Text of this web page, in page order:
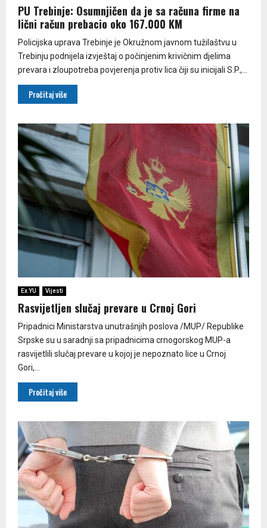
PU Trebinje: Osumnjičen da je sa računa firme na
lični račun prebacio oko 167.000 KM
Policijska uprava Trebinje je Okružnom javnom tužilaštvu u
Trebinju podnijela izvještaj o počinjenim krivičnim djelima
prevara i zloupotreba povjerenja protiv lica čiji su inicijali S.P.,...
Pročitaj više
Ex YU Vijesti
Rasvijetljen slučaj prevare u Crnoj Gori
Pripadnici Ministarstva unutrašnjih poslova /MUP/ Republike
Srpske su u saradnji sa pripadnicima crnogorskog MUP-a
rasvijetlili slučaj prevare u kojoj je nepoznato lice u Crnoj
Gori,...
Pročitaj više